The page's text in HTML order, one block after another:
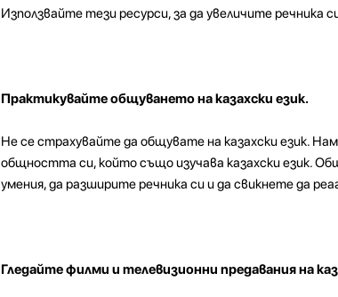
Използвайте тези ресурси, за да увеличите речника
Практикувайте общуването на казахски език.
Не се страхувайте да общувате на казахски език.
общността си, който също изучава казахски език.
умения, да разширите речника си и да свикнете да
Гледайте филми и телевизионни предавания на